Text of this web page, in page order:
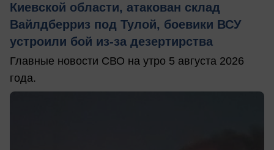
Киевской области, атакован склад
Вайлдберриз под Тулой, боевики ВСУ
устроили бой из-за дезертирства
Главные новости СВО на утро 5 августа 2026
года.